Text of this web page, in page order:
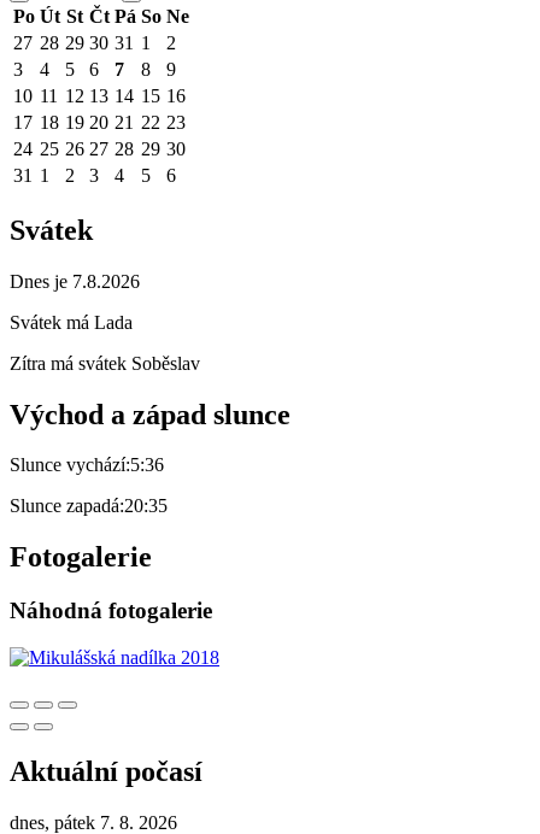
Po Út St Čt Pá So Ne
27 28 29 30 31 1
2
3
4 5 6 7 8
9
10 11 12 13 14 15 16
17 18 19 20 21 22 23
24 25 26 27 28 29 30
31 1 2 3 4 5 6
Svátek
Dnes je 7.8.2026
Svátek má Lada
Zítra má svátek Soběslav
Východ a západ slunce
Slunce vychází:5:36
Slunce zapadá:20:35
Fotogalerie
Náhodná fotogalerie
Aktuální počasí
dnes, pátek 7. 8. 2026